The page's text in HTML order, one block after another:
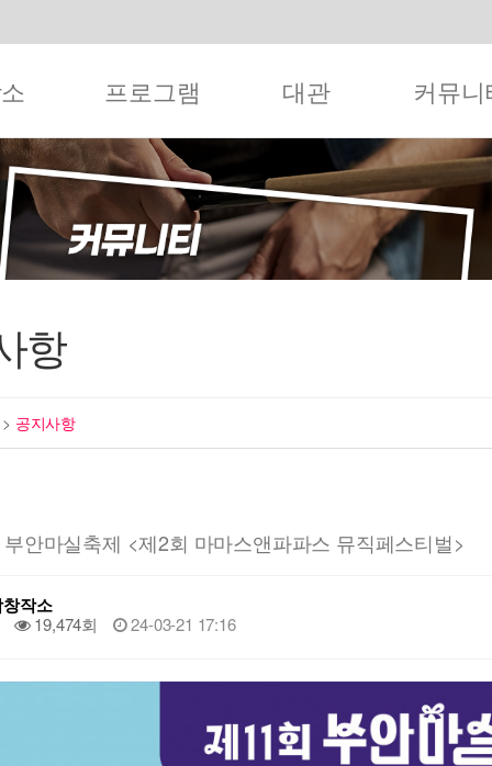
프로그램 대관 커뮤니
항
> 공지사항
안마실축제 <제2회 마마스앤파파스 뮤직페스티벌>
작소
19,474회 24-03-21 17:16